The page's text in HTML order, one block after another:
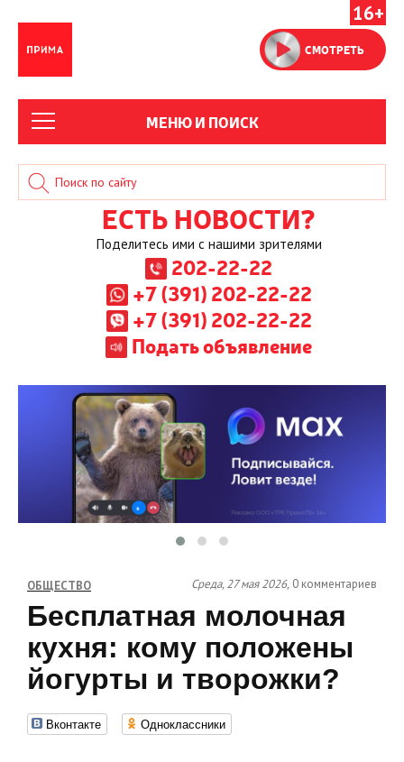
16+
СМОТРЕТЬ
МЕНЮ И ПОИСК
ЕСТЬ НОВОСТИ?
Поделитесь ими с нашими зрителями
202-22-22
+7 (391) 202-22-22
+7 (391) 202-22-22
Подать объявление
ОБЩЕСТВО Среда, 27 мая 2026, 0 комментариев
Бесплатная молочная
кухня: кому положены
йогурты и творожки?
Вконтакте Одноклассники